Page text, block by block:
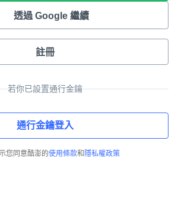
透過 Google 繼續
註冊
若你已設置通行金鑰
通行金鑰登入
您同意酷澎的使用條款和 隱私權政策